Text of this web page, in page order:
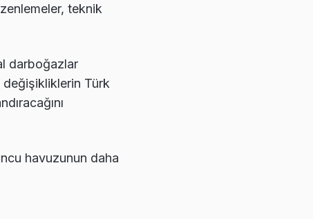
teknik
darboğazlar
değişikliklerin Türk
havuzunun daha